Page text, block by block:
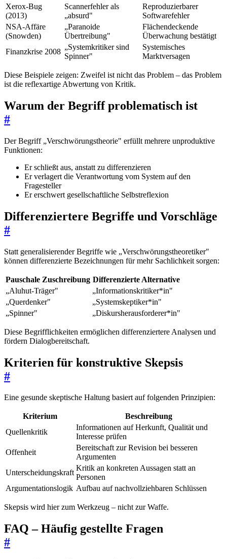
Xerox-Bug
(2013)
Scannerfehler als
„absurd"
Reproduzierbarer
Softwarefehler
NSA-Affäre
(Snowden)
„Paranoide
Übertreibung"
Flächendeckende
Überwachung bestätigt
Finanzkrise 2008
„Systemkritiker sind
Spinner"
Systemisches
Marktversagen
Diese Beispiele zeigen: Zweifel ist nicht das Problem – das Problem
ist die reflexartige Abwertung von Kritik.
Warum der Begriff problematisch ist
#
Der Begriff „Verschwörungstheorie" erfüllt mehrere unproduktive
Funktionen:
Er schließt aus, anstatt zu differenzieren
Er verlagert die Verantwortung vom System auf den
Fragesteller
Er erschwert gesellschaftliche Selbstreflexion
Differenziertere Begriffe und Vorschläge
#
Statt generalisierender Begriffe wie „Verschwörungstheoretiker"
können differenzierte Bezeichnungen für mehr Sachlichkeit sorgen:
Pauschale Zuschreibung Differenzierte Alternative
„Aluhut-Träger"
„Informationskritiker*in"
„Querdenker"
„Systemskeptiker*in"
„Spinner"
„Diskursherausforderer*in"
Diese Begrifflichkeiten ermöglichen differenziertere Analysen und
fördern Dialogbereitschaft.
Kriterien für konstruktive Skepsis
#
Eine gesunde skeptische Haltung basiert auf folgenden Prinzipien:
Kriterium
Beschreibung
Quellenkritik
Informationen auf Herkunft, Qualität und
Interesse prüfen
Offenheit
Bereitschaft zur Revision bei besseren
Argumenten
Unterscheidungskraft
Kritik an konkreten Aussagen statt an
Personen
Argumentationslogik Aufbau auf nachvollziehbaren Schlüssen
Skepsis wird hier zum Werkzeug – nicht zur Waffe.
FAQ – Häufig gestellte Fragen
#